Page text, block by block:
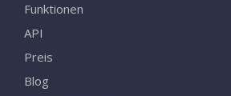
Funktionen
API
Preis
Blog